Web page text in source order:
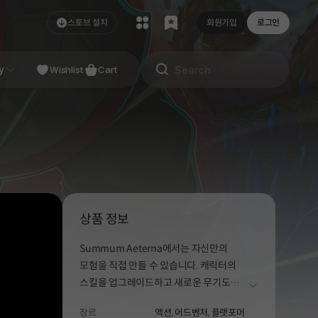
스토브 설치 회원가입 로그인
Studio
Wishlist Cart
상품 정보
Summum Aeterna에서는 자신만의
모험을 직접 만들 수 있습니다. 캐릭터의
스킬을 업그레이드하고 새로운 무기도
더보기
장르 액션,어드벤처, 플랫포머